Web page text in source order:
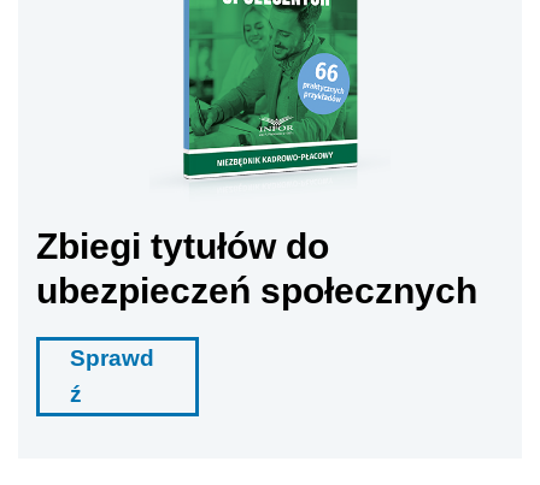
Zbiegi tytułów do
ubezpieczeń społecznych
Sprawd
ź